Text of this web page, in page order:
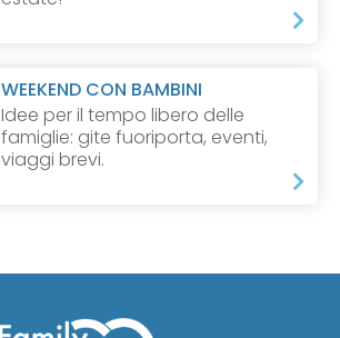
WEEKEND CON BAMBINI
Idee per il tempo libero delle
famiglie: gite fuoriporta, eventi,
viaggi brevi.